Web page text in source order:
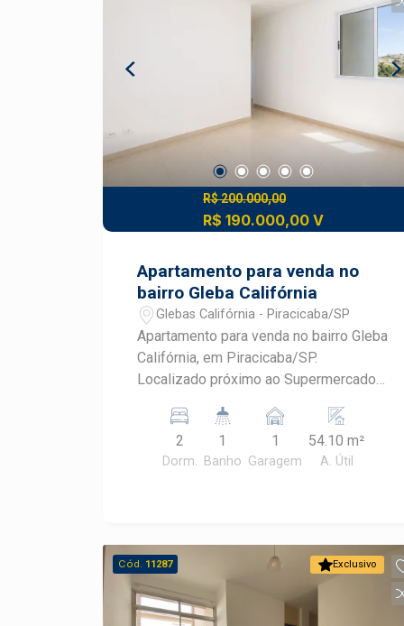
R$ 200.000,00
R$ 190.000,00 V
Apartamento para venda no
bairro Gleba Califórnia
Glebas Califórnia - Piracicaba/SP
Apartamento para venda no bairro Gleba
Califórnia, em Piracicaba/SP.
Localizado próximo ao Supermercado
ambientes; - 2 dormitórios; - Banheiro
com box; - Cozinha com gabinete; - 1
vaga de garagem. Condomínio com
2
Dorm.
1
Banho
1
Garagem
54.10 m²
A. Útil
Exclusivo
Cód. 11287